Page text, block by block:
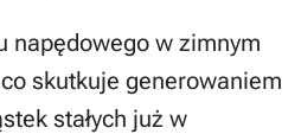
napędowego w zimnym
skutkuje generowaniem
stałych już w